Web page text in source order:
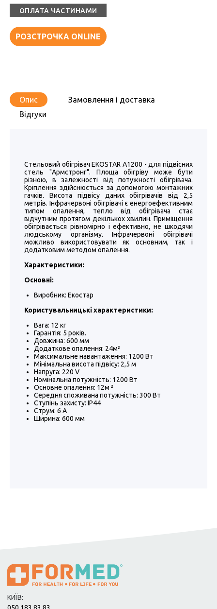
ОПЛАТА ЧАСТИНАМИ
РОЗСТРОЧКА ONLINE
Опис
Замовлення і доставка
Відгуки
Стельовий обігрівач EKOSTAR A1200 - для підвісних
стель "Армстронг". Площа обігріву може бути
різною, в залежності від потужності обігрівача.
Кріплення здійснюється за допомогою монтажних
гачків. Висота підвісу даних обігрівачів від 2,5
метрів. Інфрачервоні обігрівачі є енергоефективним
типом опалення, тепло від обігрівача стає
відчутним протягом декількох хвилин. Приміщення
обігрівається рівномірно і ефективно, не шкодячи
людському організму. Інфрачервоні обігрівачі
можливо використовувати як основним, так і
додатковим методом опалення.
Характеристики:
Основні:
Виробник: Екостар
Користувальницькі характеристики:
Вага: 12 кг
Гарантія: 5 років.
Довжина: 600 мм
Додаткове опалення: 24м²
Максимальне навантаження: 1200 Вт
Мінімальна висота підвісу: 2,5 м
Напруга: 220 V
Номінальна потужність: 1200 Вт
Основне опалення: 12м ²
Середня споживана потужність: 300 Вт
Ступінь захисту: IP44
Струм: 6 А
Ширина: 600 мм
КИЇВ: